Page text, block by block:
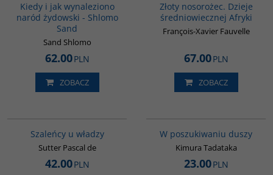
Kiedy i jak wynaleziono
naród żydowski - Shlomo
Sand
Sand Shlomo
62.00PLN
ZOBACZ
Złoty nosorożec. Dzieje
średniowiecznej Afryki
François-Xavier Fauvelle
67.00PLN
ZOBACZ
Szaleńcy u władzy
Sutter Pascal de
42.00PLN
W poszukiwaniu duszy
Kimura Tadataka
23.00PLN